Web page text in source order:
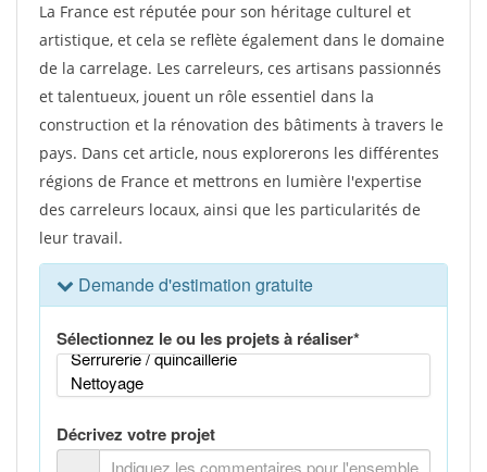
La France est réputée pour son héritage culturel et
artistique, et cela se reflète également dans le domaine
de la carrelage. Les carreleurs, ces artisans passionnés
et talentueux, jouent un rôle essentiel dans la
construction et la rénovation des bâtiments à travers le
pays. Dans cet article, nous explorerons les différentes
régions de France et mettrons en lumière l'expertise
des carreleurs locaux, ainsi que les particularités de
leur travail.